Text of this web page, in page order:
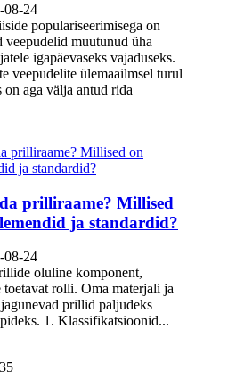
08-24
populariseerimisega on
veepudelid muutunud üha
igapäevaseks vajaduseks.
veepudelite ülemaailmsel turul
on aga välja antud rida
prilliraame? Millised
ja standardid?
08-24
oluline komponent,
toetavat rolli. Oma materjali ja
prillid paljudeks
1. Klassifikatsioonid...